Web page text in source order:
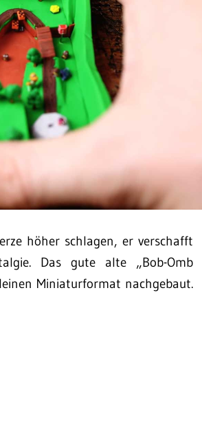
höher schlagen, er verschafft
Das gute alte „Bob-Omb
Miniaturformat nachgebaut.